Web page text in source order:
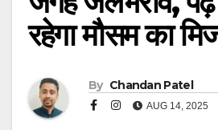
रहेगा मौसम का
By Chandan Patel
AUG 14, 2025